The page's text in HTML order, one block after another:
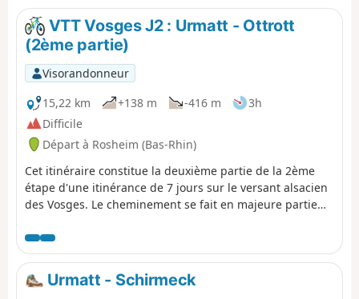
VTT Vosges J2 : Urmatt - Ottrott
(2ème partie)
Visorandonneur
15,22 km
+138 m -416 m
3h
Difficile
Départ à Rosheim (Bas-Rhin)
Cet itinéraire constitue la deuxième partie de la 2ème
étape d'une itinérance de 7 jours sur le versant alsacien
des Vosges. Le cheminement se fait en majeure partie
excellent, est constitué de plaquettes sur lesquelles
figurent un logo VTT Orange ou Rouge accompagné de
la mention TMV (Traversée du Massif Vosgien).
Urmatt - Schirmeck